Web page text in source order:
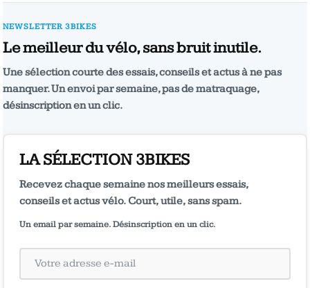
NEWSLETTER 3BIKES
Le meilleur du vélo, sans bruit inutile.
Une sélection courte des essais, conseils et actus à ne pas
manquer. Un envoi par semaine, pas de matraquage,
désinscription en un clic.
LA SÉLECTION 3BIKES
Recevez chaque semaine nos meilleurs essais,
conseils et actus vélo. Court, utile, sans spam.
Un email par semaine. Désinscription en un clic.